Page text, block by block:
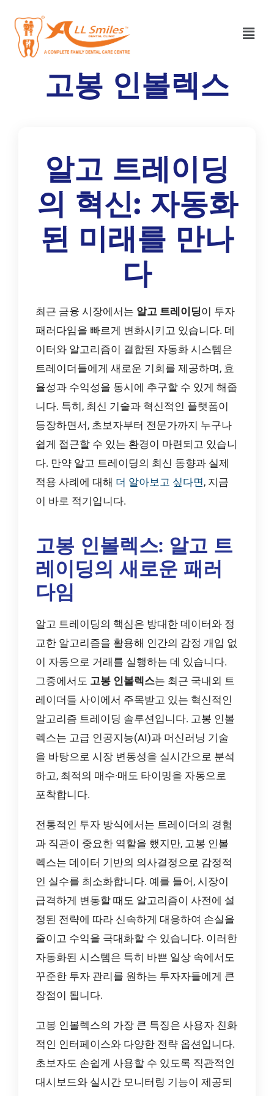
고봉 인볼렉스
알고 트레이딩
의 혁신: 자동화
된 미래를 만나
다
최근 금융 시장에서는 알고 트레이딩이 투자
패러다임을 빠르게 변화시키고 있습니다. 데
이터와 알고리즘이 결합된 자동화 시스템은
트레이더들에게 새로운 기회를 제공하며, 효
율성과 수익성을 동시에 추구할 수 있게 해줍
니다. 특히, 최신 기술과 혁신적인 플랫폼이
등장하면서, 초보자부터 전문가까지 누구나
쉽게 접근할 수 있는 환경이 마련되고 있습니
다. 만약 알고 트레이딩의 최신 동향과 실제
적용 사례에 대해 더 알아보고 싶다면, 지금
이 바로 적기입니다.
고봉 인볼렉스: 알고 트
레이딩의 새로운 패러
다임
알고 트레이딩의 핵심은 방대한 데이터와 정
교한 알고리즘을 활용해 인간의 감정 개입 없
이 자동으로 거래를 실행하는 데 있습니다.
그중에서도 고봉 인볼렉스는 최근 국내외 트
레이더들 사이에서 주목받고 있는 혁신적인
알고리즘 트레이딩 솔루션입니다. 고봉 인볼
렉스는 고급 인공지능(AI)과 머신러닝 기술
을 바탕으로 시장 변동성을 실시간으로 분석
하고, 최적의 매수·매도 타이밍을 자동으로
포착합니다.
전통적인 투자 방식에서는 트레이더의 경험
과 직관이 중요한 역할을 했지만, 고봉 인볼
렉스는 데이터 기반의 의사결정으로 감정적
인 실수를 최소화합니다. 예를 들어, 시장이
급격하게 변동할 때도 알고리즘이 사전에 설
정된 전략에 따라 신속하게 대응하여 손실을
줄이고 수익을 극대화할 수 있습니다. 이러한
자동화된 시스템은 특히 바쁜 일상 속에서도
꾸준한 투자 관리를 원하는 투자자들에게 큰
장점이 됩니다.
고봉 인볼렉스의 가장 큰 특징은 사용자 친화
적인 인터페이스와 다양한 전략 옵션입니다.
초보자도 손쉽게 사용할 수 있도록 직관적인
대시보드와 실시간 모니터링 기능이 제공되